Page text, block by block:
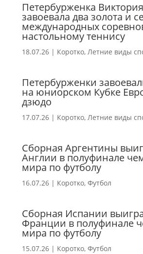
Петербурженка
завоевала два золота и
международных
настольному теннису
18.07.26| Коротко, Летние виды
Петербурженки
на юниорском Кубке
дзюдо
17.07.26| Коротко, Летние виды
Сборная Аргентины
Англии в полуфинале
мира по футболу
16.07.26| Коротко, Футбол
Сборная Испании
Франции в полуфинале
мира по футболу
15.07.26| Коротко, Футбол